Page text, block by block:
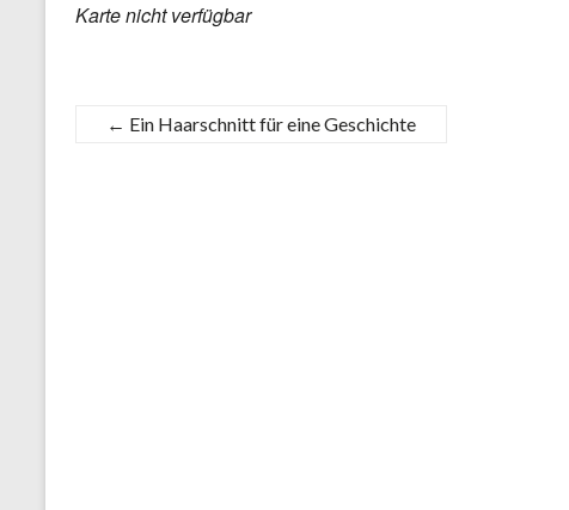
Karte nicht verfügbar
← Ein Haarschnitt für eine Geschichte